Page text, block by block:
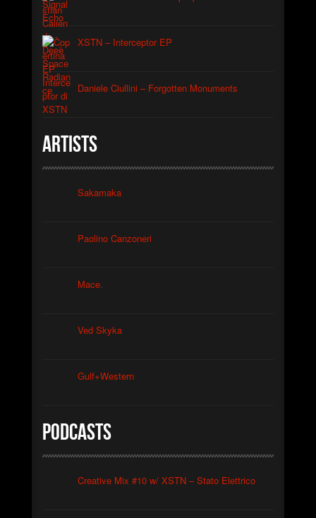
XSTN – Interceptor EP
Daniele Ciullini – Forgotten Monuments
Artists
Sakamaka
Paolino Canzoneri
Mace.
Ved Skyka
Gulf+Western
Podcasts
Creative Mix #10 w/ XSTN – Stato Elettrico